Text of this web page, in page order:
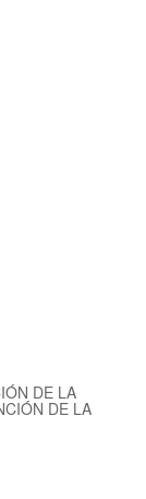
DE LA
DE LA